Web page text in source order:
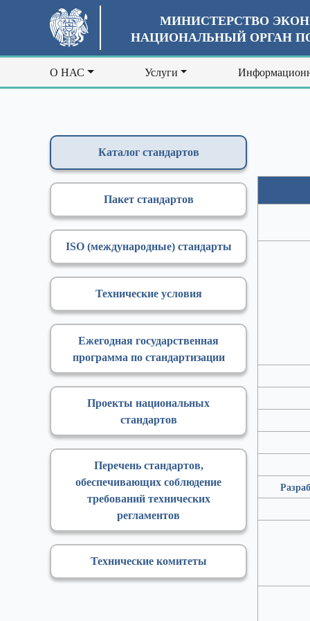
МИНИСТЕРСТВО
НАЦИОНАЛЬНЫЙ ОРГАН
О НАС Услуги
Каталог стандартов
Пакет стандартов
ISO (международные) стандарты
Технические условия
Ежегодная государственная
программа по стандартизации
Проекты национальных
стандартов
Перечень стандартов,
обеспечивающих соблюдение
требований технических
регламентов
Технические комитеты